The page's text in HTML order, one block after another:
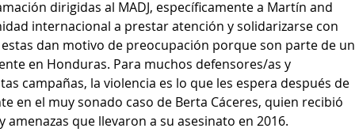
dirigidas al MADJ, específicamente a Martín and
internacional a prestar atención y solidarizarse con
dan motivo de preocupación porque son parte de un
en Honduras. Para muchos defensores/as y
campañas, la violencia es lo que les espera después de
en el muy sonado caso de Berta Cáceres, quien recibió
que llevaron a su asesinato en 2016.